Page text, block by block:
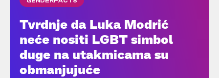
Tvrdnje da Luka Modrić
neće nositi LGBT simbol
duge na utakmicama su
obmanjujuće